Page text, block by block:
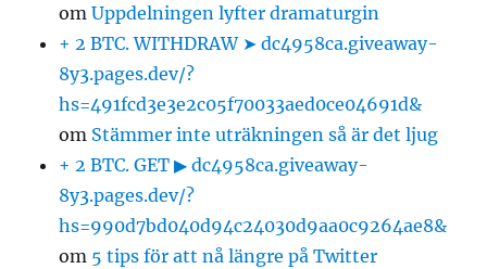
omUppdelningen lyfter dramaturgin
+ 2 BTC. WITHDRAW ➤ dc4958ca.giveaway-
8y3.pages.dev/?
hs=491fcd3e3e2c05f70033aed0ce04691d&
om Stämmer inte uträkningen så är det ljug
+ 2 BTC. GET ▶ dc4958ca.giveaway-
8y3.pages.dev/?
hs=990d7bd040d94c24030d9aa0c9264ae8&
om 5 tips för att nå längre på Twitter